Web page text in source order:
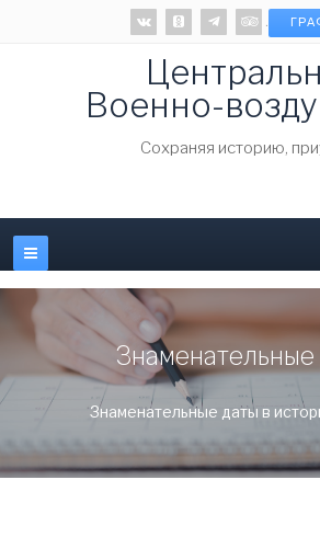
.
Военно-
Cохраняя историю,
Знаменательные
Знаменательные даты в